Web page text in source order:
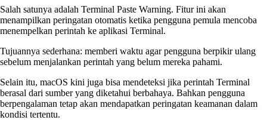
Salah satunya adalah Terminal Paste Warning. Fitur ini akan
menampilkan peringatan otomatis ketika pengguna pemula mencoba
menempelkan perintah ke aplikasi Terminal.
Tujuannya sederhana: memberi waktu agar pengguna berpikir ulang
sebelum menjalankan perintah yang belum mereka pahami.
Selain itu, macOS kini juga bisa mendeteksi jika perintah Terminal
berasal dari sumber yang diketahui berbahaya. Bahkan pengguna
berpengalaman tetap akan mendapatkan peringatan keamanan dalam
kondisi tertentu.